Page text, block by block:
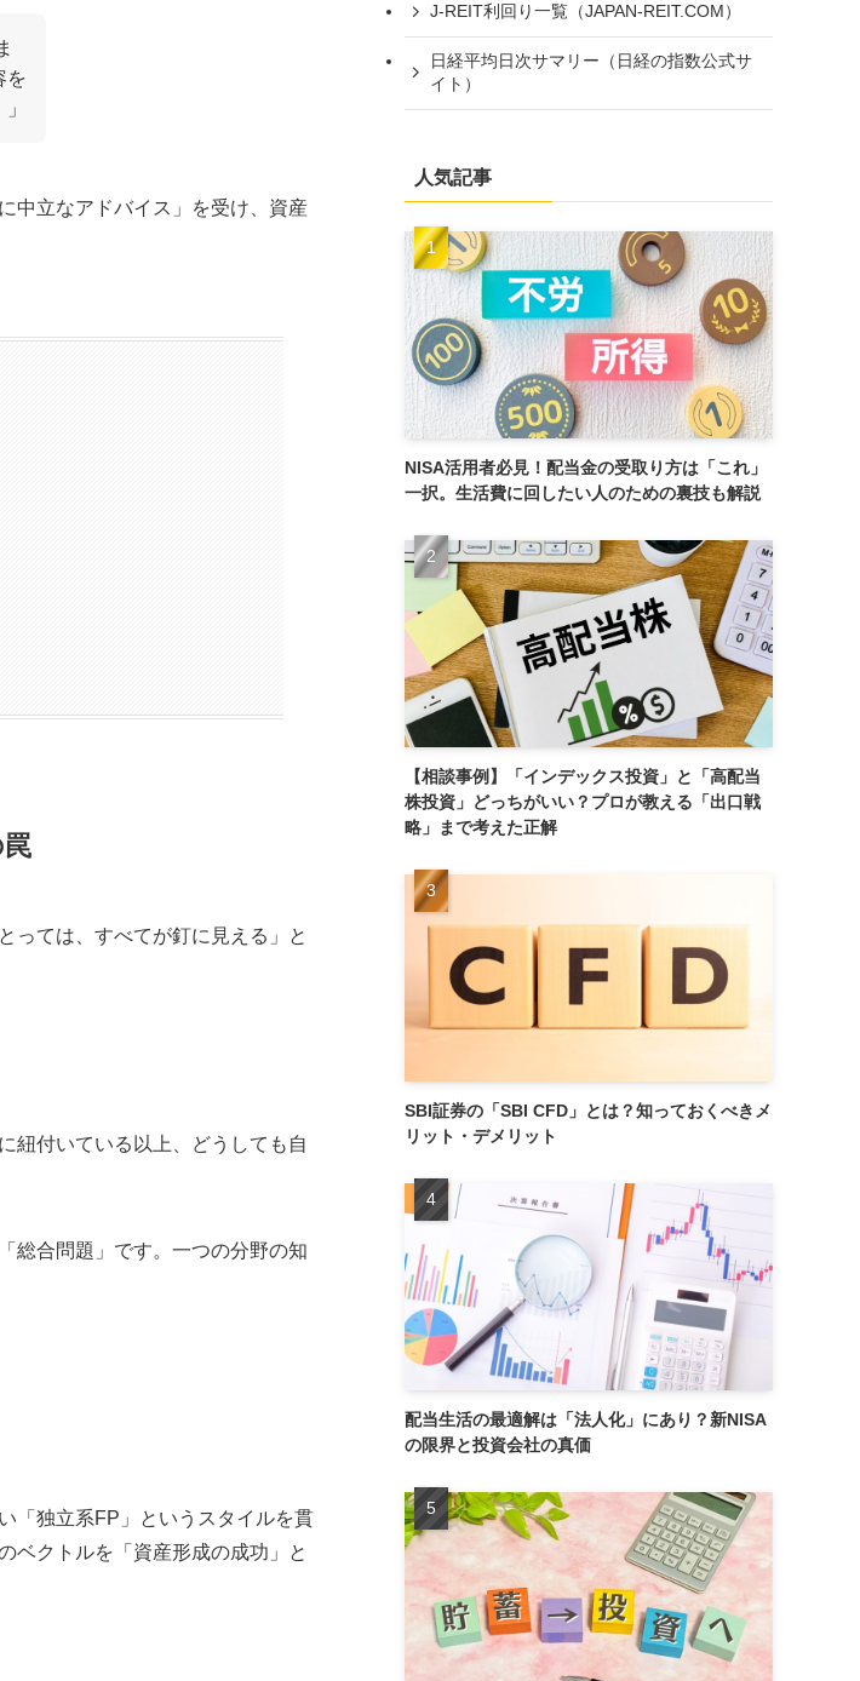
を
中立なアドバイス」を受け、資産
っては、すべてが釘に見える」と
紐付いている以上、どうしても自
総合問題」です。一つの分野の知
「独立系FP」というスタイルを貫
ベクトルを「資産形成の成功」と
J-REIT利回り一覧（JAPAN-REIT.COM）
日経平均日次サマリー（日経の指数公式サ
イト）
人気記事
NISA活用者必見！配当金の受取り方は「これ」
一択。生活費に回したい人のための裏技も解説
【相談事例】「インデックス投資」と「高配当
株投資」どっちがいい？プロが教える「出口戦
略」まで考えた正解
SBI証券の「SBI CFD」とは？知っておくべきメ
リット・デメリット
配当生活の最適解は「法人化」にあり？新NISA
の限界と投資会社の真価